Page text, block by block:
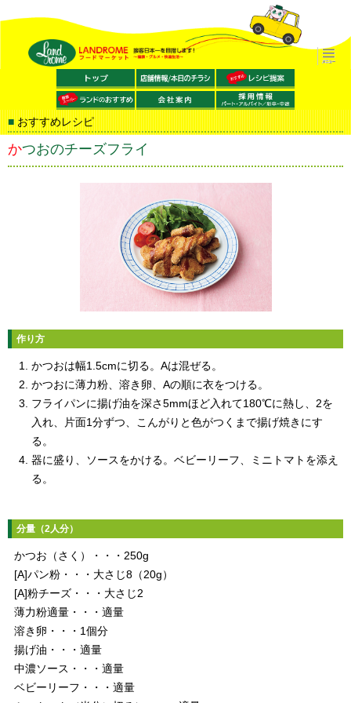
おすすめレシピ
かつおのチーズフライ
作り方
かつおは幅1.5cmに切る。Aは混ぜる。
かつおに薄力粉、溶き卵、Aの順に衣をつける。
フライパンに揚げ油を深さ5mmほど入れて180℃に熱し、2を
入れ、片面1分ずつ、こんがりと色がつくまで揚げ焼きにす
る。
器に盛り、ソースをかける。ベビーリーフ、ミニトマトを添え
る。
分量（2人分）
かつお（さく）・・・250g
[A]パン粉・・・大さじ8（20g）
[A]粉チーズ・・・大さじ2
薄力粉適量・・・適量
溶き卵・・・1個分
揚げ油・・・適量
中濃ソース・・・適量
ベビーリーフ・・・適量